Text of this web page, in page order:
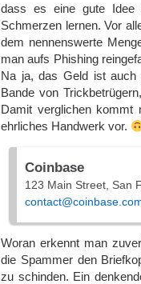
dass es eine gute
Schmerzen lernen. Vor
dem nennenswerte
man aufs Phishing
Na ja, das Geld ist auch
Bande von
Damit verglichen kommt
ehrliches Handwerk vor.
Coinbase
123 Main Street, San
Woran erkennt man
die Spammer den
zu schinden. Ein